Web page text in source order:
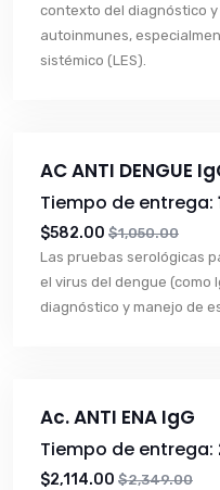
contexto del diagnóstico
autoinmunes,
sistémico (LES).
AC ANTI DENGUE
Tiempo de entrega:
$582.00 $1,050.00
Las pruebas serológicas
el virus del dengue (como
diagnóstico y manejo de
Ac. ANTI ENA IgG
Tiempo de entrega:
$2,114.00 $2,349.00